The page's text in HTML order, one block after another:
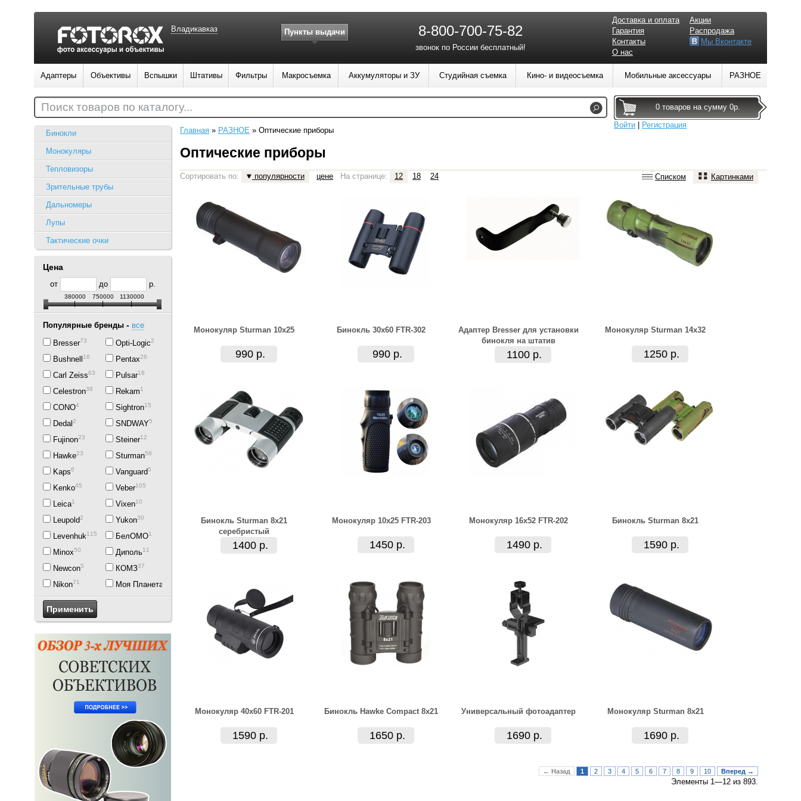
Бинокли
Монокуляры
Тепловизоры
Зрительные трубы
Дальномеры
Лупы
Тактические очки
Цена
от до р.
380000 750000 1130000
Популярные бренды - все
Bresser73
Bushnell16
Carl Zeiss63
Celestron38
CONO4
Dedal2
Fujinon23
Hawke23
Kaps6
Kenko45
Leica1
Leupold2
Levenhuk115
Minox50
Newcon5
Nikon71
Opti-Logic2
Pentax26
Pulsar18
Rekam1
Sightron15
SNDWAY5
Steiner12
Sturman58
Vanguard5
Veber105
Vixen10
Yukon30
БелОМО1
Диполь11
КОМЗ37
Моя Планета
Главная » РАЗНОЕ » Оптические приборы
Оптические приборы
Сортировать по: популярности цене На странице: 12 18 24 Списком Картинками
Монокуляр Sturman 10x25
990 р.
Бинокль 30x60 FTR-302
990 р.
Адаптер Bresser для установки
бинокля на штатив
1100 р.
Монокуляр Sturman 14x32
1250 р.
Бинокль Sturman 8x21
серебристый
1400 р.
Монокуляр 10x25 FTR-203
1450 р.
Монокуляр 16x52 FTR-202
1490 р.
Бинокль Sturman 8x21
1590 р.
Монокуляр 40x60 FTR-201
1590 р.
Бинокль Hawke Compact 8x21
1650 р.
Универсальный фотоадаптер
1690 р.
Монокуляр Sturman 8x21
1690 р.
← Назад 1 2 3 4 5 6 7 8 9 10 Вперед →
Элементы 1—12 из 893.
Владикавказ Пункты выдачи 8-800-700-75-82
звонок по России бесплатный!
Доставка и оплата
Гарантия
Контакты
О нас
Акции
Распродажа
Мы Вконтакте
Адаптеры Объективы Вспышки Штативы Фильтры Макросъемка Аккумуляторы и ЗУ Студийная съемка Кино- и видеосъемка Мобильные аксессуары РАЗНОЕ
0 товаров на сумму 0р.
Войти
Регистрация
Поиск товаров по каталогу...